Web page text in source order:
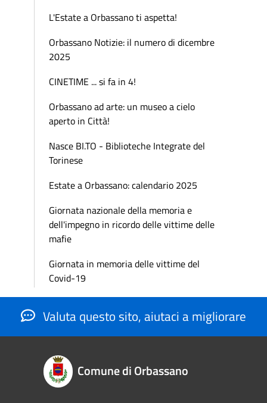
L'Estate a Orbassano ti aspetta!
Orbassano Notizie: il numero di dicembre
2025
CINETIME ... si fa in 4!
Orbassano ad arte: un museo a cielo
aperto in Città!
Nasce BI.TO - Biblioteche Integrate del
Torinese
Estate a Orbassano: calendario 2025
Giornata nazionale della memoria e
dell'impegno in ricordo delle vittime delle
mafie
Giornata in memoria delle vittime del
Covid-19
Valuta questo sito, aiutaci a migliorare
Comune di Orbassano